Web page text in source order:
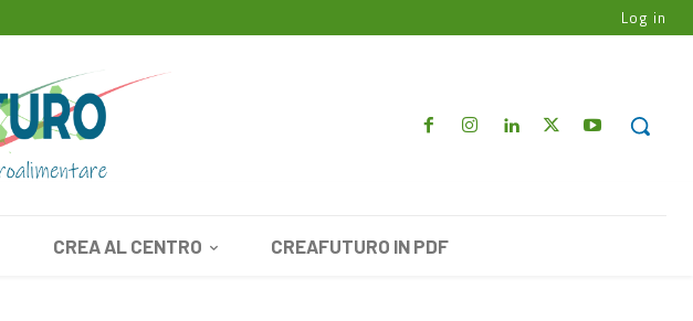
Log in
CREA AL CENTRO CREAFUTURO IN PDF